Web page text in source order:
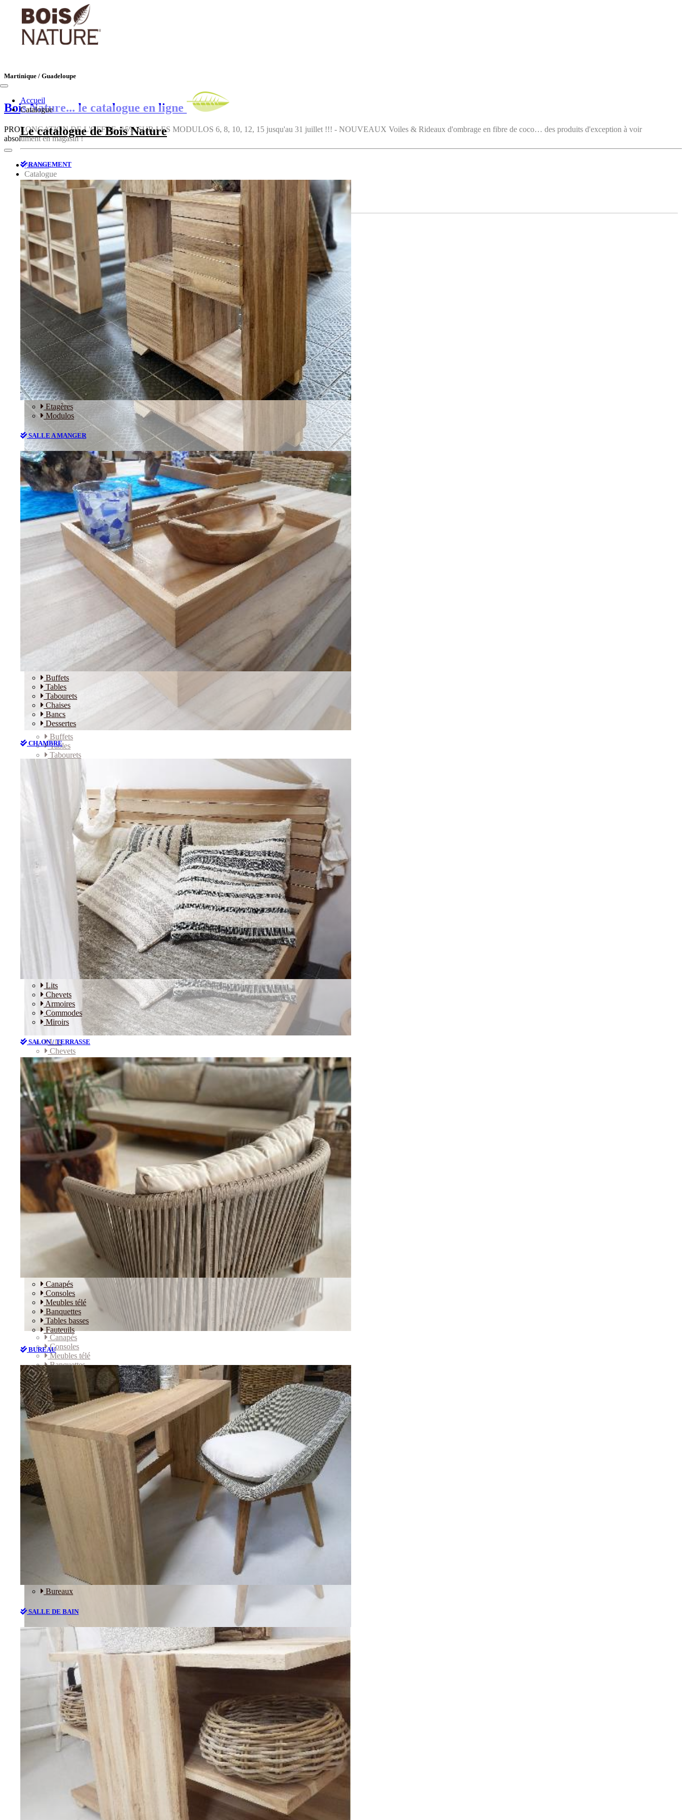
Martinique / Guadeloupe
Bois Nature... le catalogue en ligne
PROLONGATION DE L'OFFRE -15% SUR LES MODULOS 6, 8, 10, 12, 15 jusqu'au 31 juillet !!! - NOUVEAUX Voiles & Rideaux d'ombrage en fibre de coco… des produits d'exception à voir
absolument en magasin !
Accueil
Catalogue
Le catalogue de Bois Nature
RANGEMENT
Etagères
Modulos
SALLE A MANGER
Buffets
Tables
Tabourets
Chaises
Bancs
Dessertes
CHAMBRE
Lits
Chevets
Armoires
Commodes
Miroirs
SALON / TERRASSE
Canapés
Consoles
Meubles télé
Banquettes
Tables basses
Fauteuils
BUREAU
Bureaux
SALLE DE BAIN
Accueil
Catalogue
Le catalogue de Bois Nature
RANGEMENT
Etagères
Modulos
SALLE A MANGER
Buffets
Tables
Tabourets
CHAMBRE
Lits
Chevets
Armoires
Commodes
Miroirs
SALON / TERRASSE
Canapés
Consoles
Meubles télé
Banquettes
Tables basses
Fauteuils
BUREAU
Bureaux
SALLE DE BAIN